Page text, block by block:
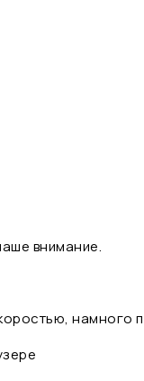
внимание.